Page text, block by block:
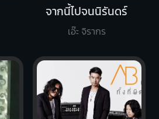
จากนี้ไปจนนิรันดร์
เอ๊ะ จิรากร